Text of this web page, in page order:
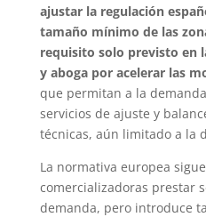
ajustar la regulación
tamaño mínimo de las
requisito solo previsto en
y aboga por acelerar las
que permitan a la
servicios de ajuste y
técnicas, aún limitado a la
La normativa europea
comercializadoras prestar
demanda, pero introduce